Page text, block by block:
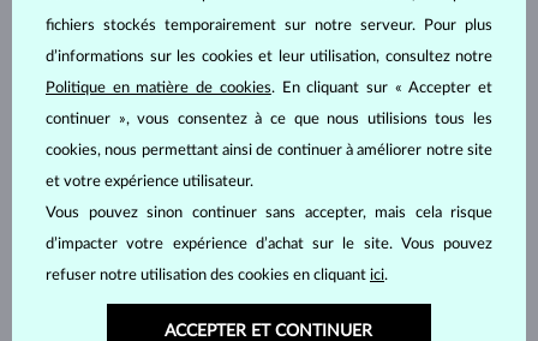
fichiers stockés temporairement sur notre serveur. Pour plus
d’informations sur les cookies et leur utilisation, consultez notre
Politique en matière de cookies. En cliquant sur « Accepter et
continuer », vous consentez à ce que nous utilisions tous les
cookies, nous permettant ainsi de continuer à améliorer notre site
et votre expérience utilisateur.
Vous pouvez sinon continuer sans accepter, mais cela risque
d’impacter votre expérience d’achat sur le site. Vous pouvez
refuser notre utilisation des cookies en cliquant ici.
ACCEPTER ET CONTINUER